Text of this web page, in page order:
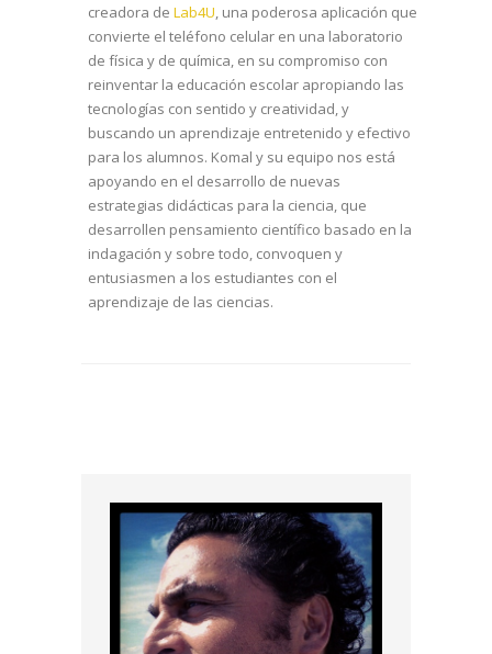
creadora de Lab4U, una poderosa aplicación que
convierte el teléfono celular en una laboratorio
de física y de química, en su compromiso con
reinventar la educación escolar apropiando las
tecnologías con sentido y creatividad, y
buscando un aprendizaje entretenido y efectivo
para los alumnos. Komal y su equipo nos está
apoyando en el desarrollo de nuevas
estrategias didácticas para la ciencia, que
desarrollen pensamiento científico basado en la
indagación y sobre todo, convoquen y
entusiasmen a los estudiantes con el
aprendizaje de las ciencias.